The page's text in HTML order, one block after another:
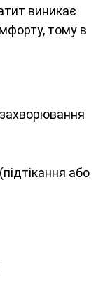
виникає
тому в
або